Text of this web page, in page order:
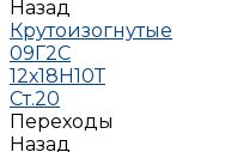
Назад
Крутоизогнутые
09Г2С
12х18Н10Т
Ст.20
Переходы
Назад